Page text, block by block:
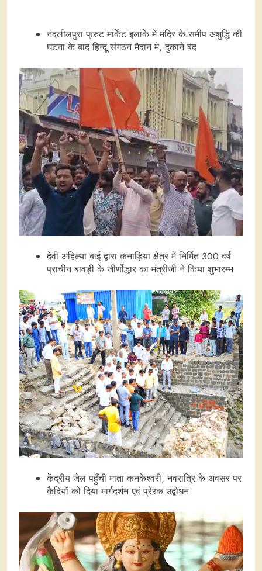
नंदलीलपुरा फ्रुट मार्केट इलाके में मंदिर के समीप अशुद्धि की
घटना के बाद हिन्दू संगठन मैदान में, दुकाने बंद
देवी अहिल्या बाई द्वारा कनाड़िया क्षेत्र में निर्मित 300 वर्ष
प्राचीन बावड़ी के जीर्णोद्धार का मंत्रीजी ने किया शुभारम्भ
केंद्रीय जेल पहुँची माता कनकेश्वरी, नवरात्रि के अवसर पर
कैदियों को दिया मार्गदर्शन एवं प्रेरक उद्बोधन